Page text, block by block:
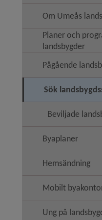
Om Umeås
Planer och
landsbygder
Pågående
Sök
Beviljade
Byaplaner
Hemsändning
Mobilt
Ung på